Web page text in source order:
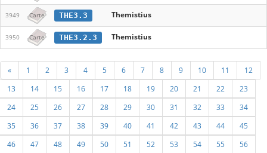
3949 Carte THE3.3 Themistius
3950 Carte THE3.2.3 Themistius
« 1 2 3 4 5 6 7 8 9 10 11
12
13
14 15 16 17 18 19 20 21 22
23
24
25 26 27 28 29 30 31 32 33
34
35
36 37 38 39 40 41 42 43 44
45
46
47 48 49 50 51 52 53 54 55
56